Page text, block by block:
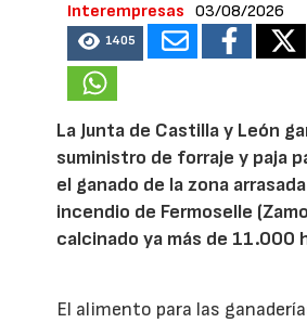
Interempresas
03/08/2026
1405
La Junta de Castilla y León
suministro de forraje y paja
el ganado de la zona
incendio de Fermoselle
calcinado ya más de 11.000
El alimento para las